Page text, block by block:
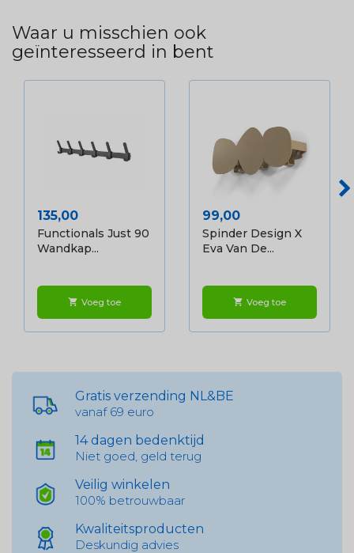
Waar u misschien ook
geïnteresseerd in bent
Prijs
135,00
Functionals Just 90
Wandkap...
shopping_cart Voeg toe
Prijs
99,00
Spinder Design X
Eva Van De...
shopping_cart Voeg toe
Gratis verzending NL&BE
vanaf 69 euro
14 dagen bedenktijd
Niet goed, geld terug
Veilig winkelen
100% betrouwbaar
Kwaliteitsproducten
Deskundig advies